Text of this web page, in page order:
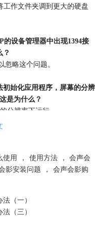
工作文件夹调到更大的硬盘
的设备管理器中出现1394接
？
忽略这个问题。
始化应用程序，屏幕的分辨
是为什么？
分辨率下运行。
清晰度没有专业软件制作的
会声会影11支持高清如：
把位速率重新设置到128或
影中。
在进行DV代码转换，按ESC
使用 ， 使用方法 ，
会声会
影安装问题 ，
会声会影购
（一）
（三）